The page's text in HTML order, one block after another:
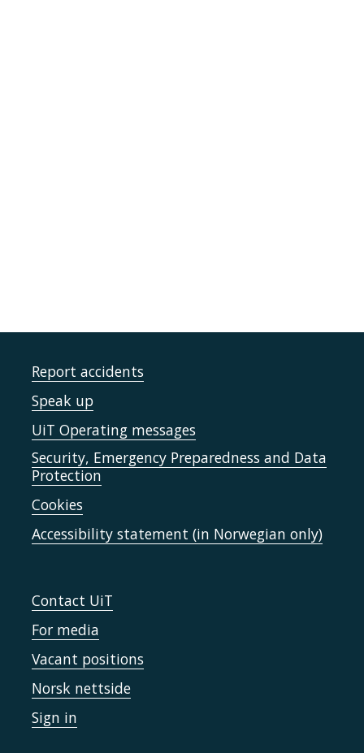
Report accidents
Speak up
UiT Operating messages
Security, Emergency Preparedness and Data
Protection
Cookies
Accessibility statement (in Norwegian only)
Contact UiT
For media
Vacant positions
Norsk nettside
Sign in